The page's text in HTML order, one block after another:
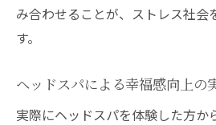
み合わせることが、ストレス社会
す。
ヘッドスパによる幸福感向上の
実際にヘッドスパを体験した方か